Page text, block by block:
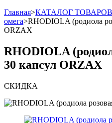
Главная>КАТАЛОГ ТОВАРОВ
омега>RHODIOLA (родиола
ORZAX
RHODIOLA
30 капсул ORZAX
СКИДКА